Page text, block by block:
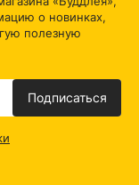
о новинках,
полезную
Подписаться